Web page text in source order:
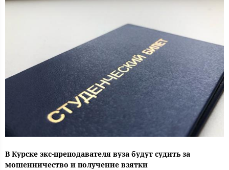
В Курске экс-преподавателя вуза будут судить за
мошенничество и получение взятки